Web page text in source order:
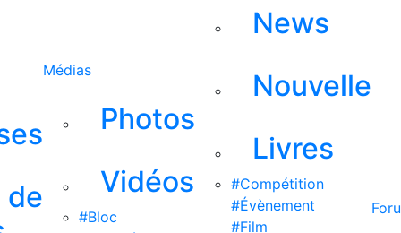
de
Médias
Photos
Vidéos
#Bloc
News
Nouvelle
Livres
#Compétition
#Évènement
#Film